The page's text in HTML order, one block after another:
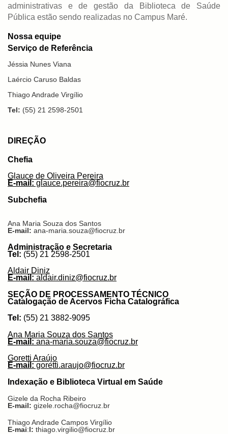
administrativas e de gestão da Biblioteca de Saúde
Pública estão sendo realizadas no Campus Maré.
Nossa equipe
Serviço de Referência
Jéssia Nunes Viana
Laércio Caruso Baldas
Thiago Andrade Virgílio
Tel: (55) 21 2598-2501
DIREÇÃO
Chefia
Glauce de Oliveira Pereira
E-mail: glauce.pereira@fiocruz.br
Subchefia
Ana Maria Souza dos Santos
E-mail: ana-maria.souza@fiocruz.br
Administração e Secretaria
Tel: (55) 21 2598-2501
Aldair Diniz
E-mail: aldair.diniz@fiocruz.br
SEÇÃO DE PROCESSAMENTO TÉCNICO
Catalogação de Acervos Ficha Catalográfica
Tel: (55) 21 3882-9095
Ana Maria Souza dos Santos
E-mail: ana-maria.souza@fiocruz.br
Goretti Araújo
E-mail: goretti.araujo@fiocruz.br
Indexação e Biblioteca Virtual em Saúde
Gizele da Rocha Ribeiro
E-mail: gizele.rocha@fiocruz.br
Thiago Andrade Campos Virgílio
E-mai:l: thiago.virgilio@fiocruz.br